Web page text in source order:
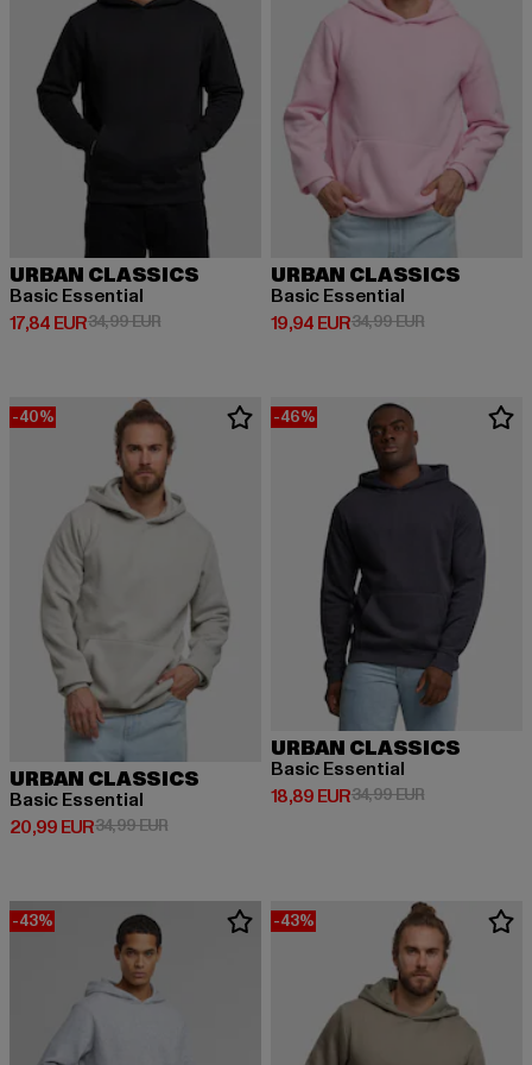
URBAN CLASSICS
Basic Essential
17,84 EUR
Derzeitiger Preis: 17,84 EUR
34,99 EURAktionspreis: 34,99 EUR
URBAN CLASSICS
Basic Essential
19,94 EUR
Derzeitiger Preis: 19,94 EUR
34,99 EURAktionspreis:
-40%
URBAN CLASSICS
Basic Essential
20,99 EUR
Derzeitiger Preis: 20,99 EUR
34,99 EURAktionspreis: 34,99 EUR
-46%
URBAN CLASSICS
Basic Essential
18,89 EUR
Derzeitiger Preis: 18,89 EUR
34,99 EURAktionspreis:
-43% -43%